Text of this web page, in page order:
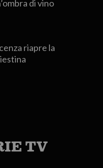
di vino
riapre la
TV